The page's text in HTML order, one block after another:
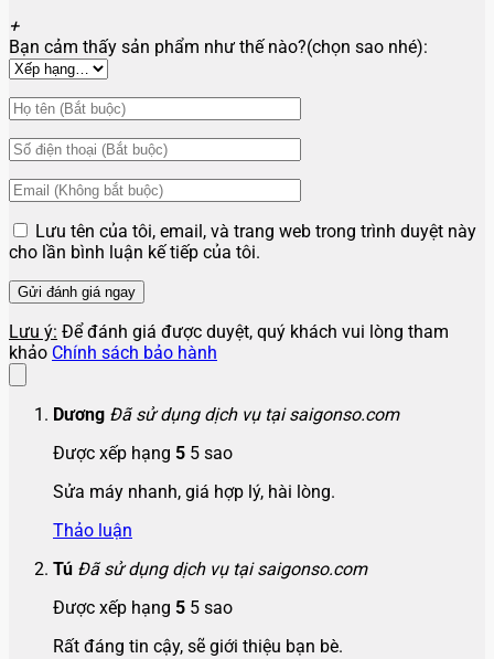
+
Bạn cảm thấy sản phẩm như thế nào?(chọn sao nhé):
Lưu tên của tôi, email, và trang web trong trình duyệt này
cho lần bình luận kế tiếp của tôi.
Lưu ý: Để đánh giá được duyệt, quý khách vui lòng tham
khảo Chính sách bảo hành
Dương Đã sử dụng dịch vụ tại saigonso.com
Được xếp hạng 5 5 sao
Sửa máy nhanh, giá hợp lý, hài lòng.
Thảo luận
Tú Đã sử dụng dịch vụ tại saigonso.com
Được xếp hạng 5 5 sao
Rất đáng tin cậy, sẽ giới thiệu bạn bè.